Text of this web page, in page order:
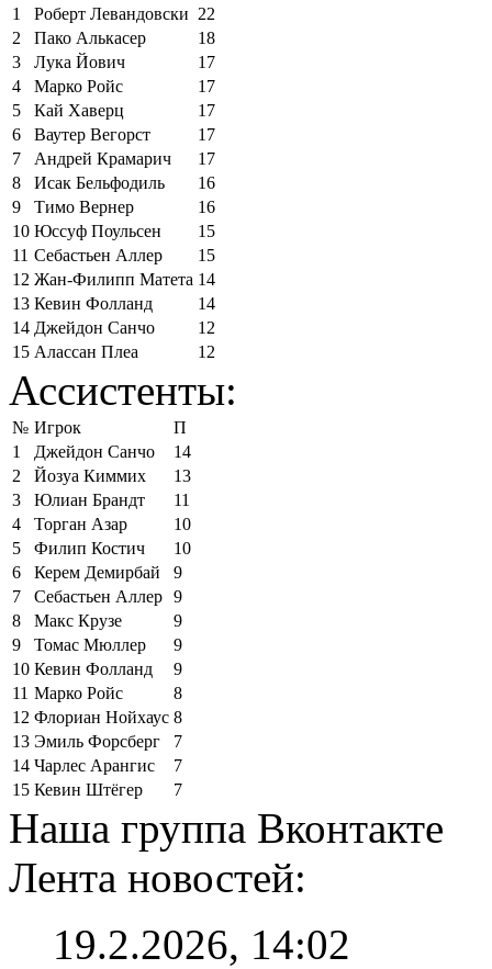
1
Роберт Левандовски 22
2
Пако Алькасер
18
3
Лука Йович
17
4
Марко Ройс
17
5
Кай Хаверц
17
6
Ваутер Вегорст
17
7
Андрей Крамарич
17
8
Исак Бельфодиль
16
9
Тимо Вернер
16
10 Юссуф Поульсен
15
11 Себастьен Аллер
15
12 Жан-Филипп Матета 14
13 Кевин Фолланд
14
14 Джейдон Санчо
12
15 Алассан Плеа 12
Ассистенты:
№ Игрок
П
1
Джейдон Санчо
14
2
Йозуа Киммих
13
3
Юлиан Брандт
11
4
Торган Азар
10
5
Филип Костич
10
6
Керем Демирбай
9
7
Себастьен Аллер 9
8
Макс Крузе
9
9
Томас Мюллер
9
10 Кевин Фолланд
9
11 Марко Ройс
8
12 Флориан Нойхаус 8
13 Эмиль Форсберг
7
14 Чарлес Арангис
7
15 Кевин Штёгер 7
Наша группа Вконтакте
Лента новостей:
19.2.2026, 14:02